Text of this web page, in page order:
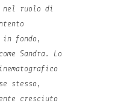
nel ruolo di
in fondo,
Sandra. Lo
stesso,
cresciuto